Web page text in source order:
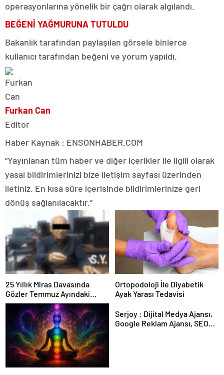
operasyonlarına yönelik bir çağrı olarak algılandı.
BEĞENİ YAĞMURUNA TUTULDU
Bakanlık tarafından paylaşılan görsele binlerce
kullanıcı tarafından beğeni ve yorum yapıldı.
Furkan Can
Editor
Haber Kaynak : ENSONHABER.COM
“Yayınlanan tüm haber ve diğer içerikler ile ilgili olarak
yasal bildirimlerinizi bize iletişim sayfası üzerinden
iletiniz. En kısa süre içerisinde bildirimlerinize geri
dönüş sağlanılacaktır.”
25 Yıllık Miras Davasında
Gözler Temmuz Ayındaki
Karar Duruşmasına Çevrildi
Ortopodoloji İle Diyabetik
Ayak Yarası Tedavisi
Serjoy : Dijital Medya Ajansı,
Google Reklam Ajansı, SEO